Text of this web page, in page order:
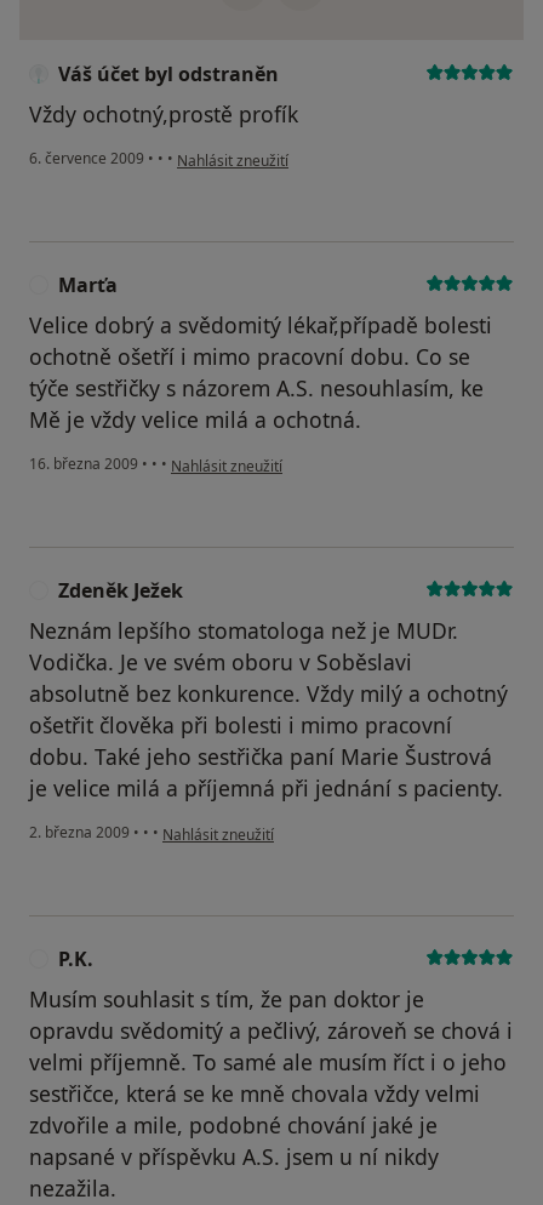
Váš účet byl odstraněn
Vždy ochotný,prostě profík
6. července 2009 • • • podle názoru uživatele Váš účet byl odstraněn
Nahlásit zneužití
Marťa
Velice dobrý a svědomitý lékař,případě bolesti
ochotně ošetří i mimo pracovní dobu. Co se
týče sestřičky s názorem A.S. nesouhlasím, ke
Mě je vždy velice milá a ochotná.
16. března 2009 • • • podle názoru uživatele Marťa
Nahlásit zneužití
Zdeněk Ježek
Neznám lepšího stomatologa než je MUDr.
Vodička. Je ve svém oboru v Soběslavi
absolutně bez konkurence. Vždy milý a ochotný
ošetřit člověka při bolesti i mimo pracovní
dobu. Také jeho sestřička paní Marie Šustrová
je velice milá a příjemná při jednání s pacienty.
2. března 2009 • • • podle názoru uživatele Zdeněk Ježek
Nahlásit zneužití
P.K.
Musím souhlasit s tím, že pan doktor je
opravdu svědomitý a pečlivý, zároveň se chová i
velmi příjemně. To samé ale musím říct i o jeho
sestřičce, která se ke mně chovala vždy velmi
zdvořile a mile, podobné chování jaké je
napsané v příspěvku A.S. jsem u ní nikdy
nezažila.